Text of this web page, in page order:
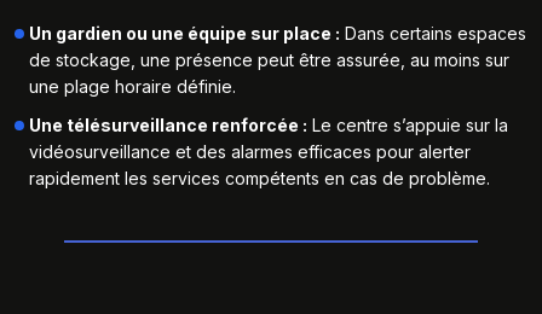
Un gardien ou une équipe sur place : Dans certains espaces
de stockage, une présence peut être assurée, au moins sur
une plage horaire définie.
Une télésurveillance renforcée : Le centre s’appuie sur la
vidéosurveillance et des alarmes efficaces pour alerter
rapidement les services compétents en cas de problème.